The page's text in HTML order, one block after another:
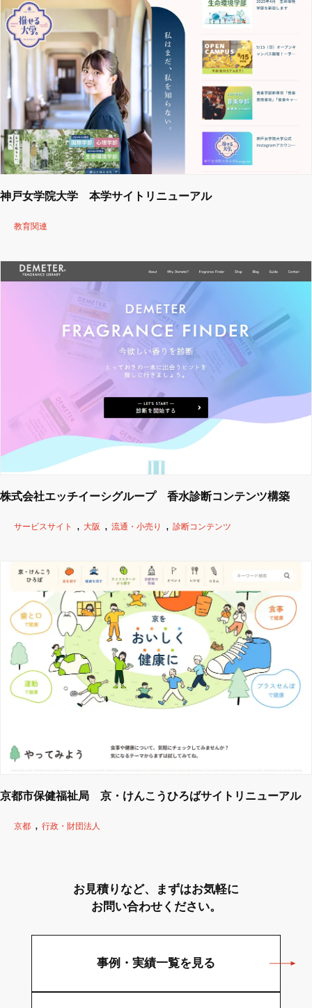
神戸女学院大学 本学サイトリニューアル
教育関連
株式会社エッチイーシグループ 香水診断コンテンツ構築
サービスサイト 大阪 流通・小売り 診断コンテンツ
京都市保健福祉局 京・けんこうひろばサイトリニューアル
京都 行政・財団法人
お見積りなど、まずはお気軽に
お問い合わせください。
事例・実績一覧を見る